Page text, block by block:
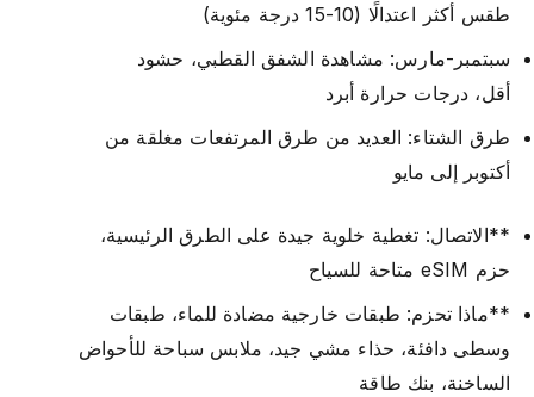
طقس أكثر اعتدالًا (10-15 درجة مئوية)
سبتمبر-مارس: مشاهدة الشفق القطبي، حشود
أقل، درجات حرارة أبرد
طرق الشتاء: العديد من طرق المرتفعات مغلقة من
أكتوبر إلى مايو
**الاتصال: تغطية خلوية جيدة على الطرق الرئيسية،
حزم eSIM متاحة للسياح
**ماذا تحزم: طبقات خارجية مضادة للماء، طبقات
وسطى دافئة، حذاء مشي جيد، ملابس سباحة للأحواض
الساخنة، بنك طاقة